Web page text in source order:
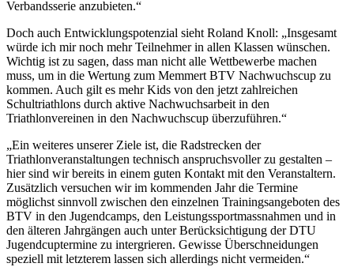
Verbandsserie anzubieten.“
Doch auch Entwicklungspotenzial sieht Roland Knoll: „Insgesamt
würde ich mir noch mehr Teilnehmer in allen Klassen wünschen.
Wichtig ist zu sagen, dass man nicht alle Wettbewerbe machen
muss, um in die Wertung zum Memmert BTV Nachwuchscup zu
kommen. Auch gilt es mehr Kids von den jetzt zahlreichen
Schultriathlons durch aktive Nachwuchsarbeit in den
Triathlonvereinen in den Nachwuchscup überzuführen.“
„Ein weiteres unserer Ziele ist, die Radstrecken der
Triathlonveranstaltungen technisch anspruchsvoller zu gestalten –
hier sind wir bereits in einem guten Kontakt mit den Veranstaltern.
Zusätzlich versuchen wir im kommenden Jahr die Termine
möglichst sinnvoll zwischen den einzelnen Trainingsangeboten des
BTV in den Jugendcamps, den Leistungssportmassnahmen und in
den älteren Jahrgängen auch unter Berücksichtigung der DTU
Jugendcuptermine zu intergrieren. Gewisse Überschneidungen
speziell mit letzterem lassen sich allerdings nicht vermeiden.“